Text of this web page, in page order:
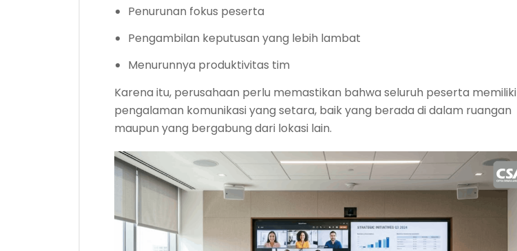
Penurunan fokus peserta
Pengambilan keputusan yang lebih lambat
Menurunnya produktivitas tim
Karena itu, perusahaan perlu memastikan bahwa seluruh peserta memiliki
pengalaman komunikasi yang setara, baik yang berada di dalam ruangan
maupun yang bergabung dari lokasi lain.